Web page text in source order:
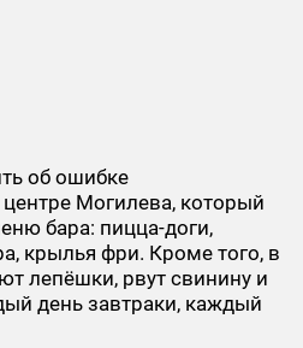
об ошибке
Могилева, который
бара: пицца-доги,
крылья фри. Кроме того, в
лепёшки, рвут свинину и
день завтраки, каждый